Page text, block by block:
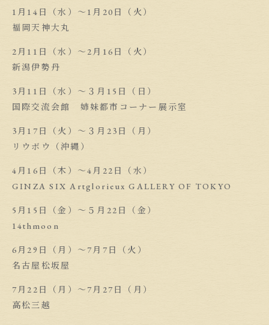
1月14日（水）〜1月20日（火）
福岡天神大丸
2月11日（水）〜2月16日（火）
新潟伊勢丹
3月11日（水）〜３月15日（日）
国際交流会館 姉妹都市コーナー展示室
3月17日（火）〜３月23日（月）
リウボウ（沖縄）
4月16日（木）〜4月22日（水）
GINZA SIX Artglorieux GALLERY OF TOKYO
5月15日（金）〜５月22日（金）
14thmoon
6月29日（月）〜7月7日（火）
名古屋松坂屋
7月22日（月）〜7月27日（月）
高松三越